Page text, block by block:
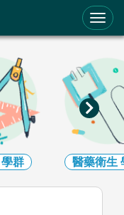
學群 醫藥衛生